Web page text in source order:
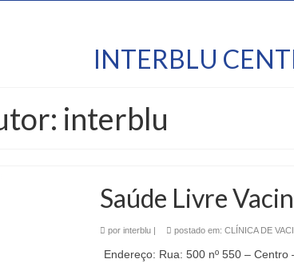
INTERBLU
interblu
Saúde Livre
por interblu| postado em: CLÍNICA DE
Endereço: Rua: 500 nº 550 –